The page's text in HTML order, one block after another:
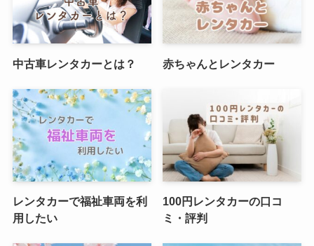
中古車レンタカーとは？ 赤ちゃんとレンタカー
レンタカーで福祉車両を利
用したい
100円レンタカーの口コ
ミ・評判